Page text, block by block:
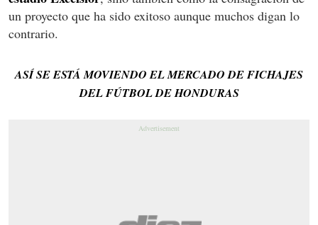
un proyecto que ha sido exitoso aunque muchos digan lo
contrario.
ASÍ SE ESTÁ MOVIENDO EL MERCADO DE FICHAJES
DEL FÚTBOL DE HONDURAS